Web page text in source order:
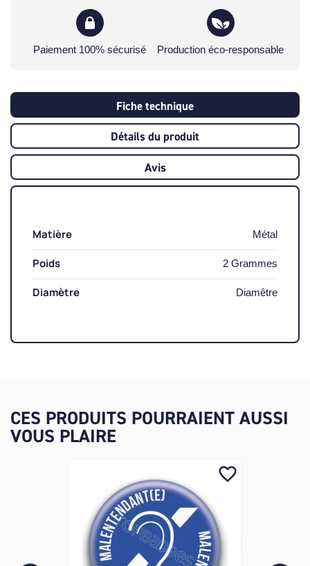
Paiement 100% sécurisé Production éco-responsable
Fiche technique
Détails du produit
Avis
Matière Métal
Poids 2 Grammes
Diamètre Diamêtre
CES PRODUITS POURRAIENT AUSSI
VOUS PLAIRE
favorite_border